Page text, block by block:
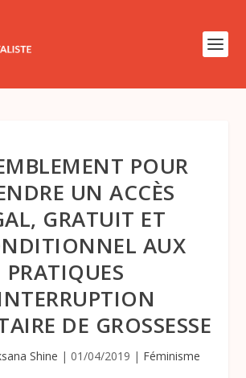
POUR
UN ACCÈS
GRATUIT ET
AUX
PRATIQUES
DE GROSSESSE
Shine | 01/04/2019 | Féminisme